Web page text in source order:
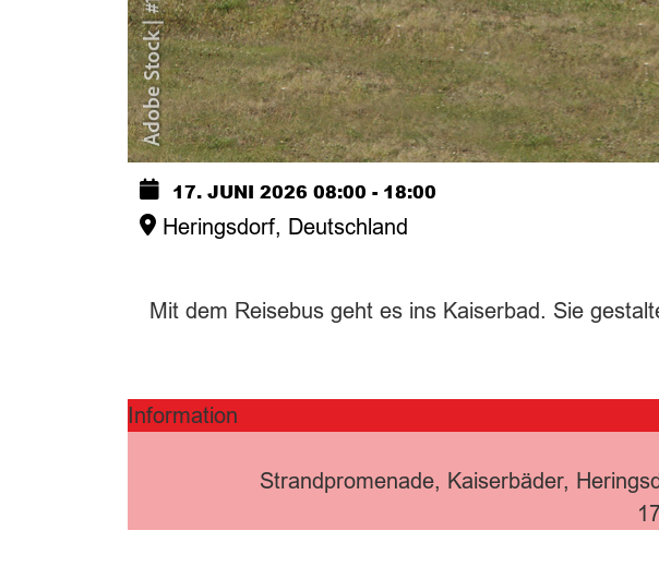
17. JUNI 2026 08:00 - 18:00
Heringsdorf, Deutschland
Mit dem Reisebus geht es ins Kaiserbad. Sie
Information
Strandpromenade, Kaiserbäder,